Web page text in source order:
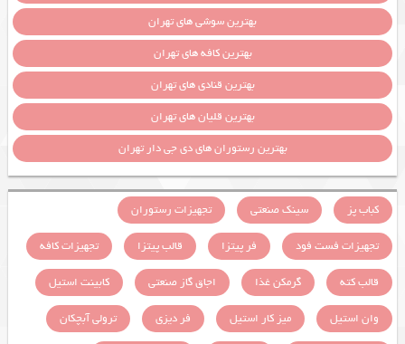
بهترین سوشی های تهران
بهترین کافه های تهران
بهترین قنادی های تهران
بهترین قلیان های تهران
بهترین رستوران های دی جی دار تهران
کباب پز سینک صنعتی
تجهیزات رستوران
تجهیزات فست فود
فر پیتزا قالب پیتزا
تجهیزات کافه
قالب کته
گرمکن غذا اجاق گاز صنعتی
کابینت استیل
وان استیل
میز کار استیل فر دیزی
ترولی آبچکان